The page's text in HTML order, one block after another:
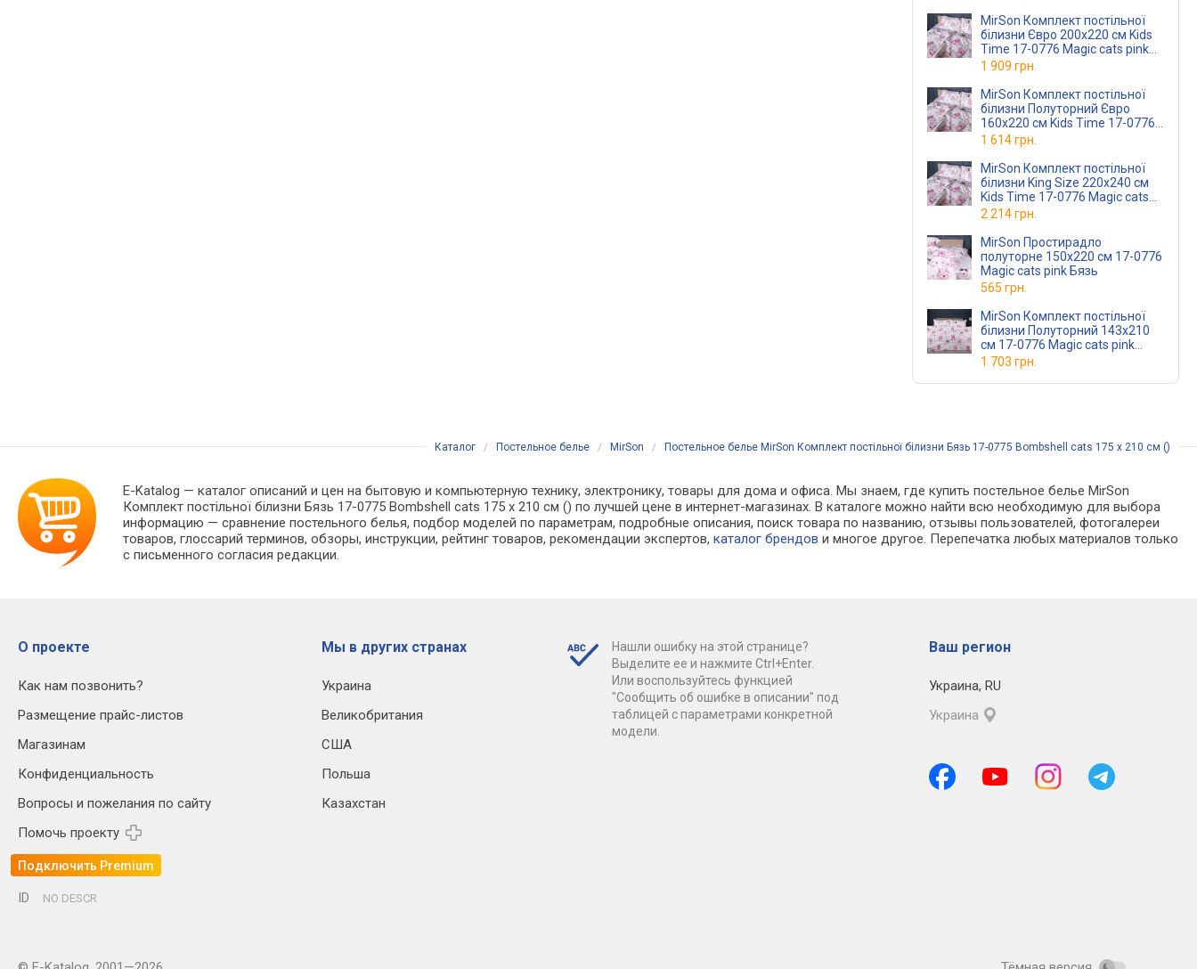
MirSon Комплект постільної
білизни Євро 200х220 см Kids
Time 17-0776 Magic cats pink
Бязь
1 909 грн.
MirSon Комплект постільної
білизни Полуторний Євро
160х220 см Kids Time 17-0776
Magic cats pink Бязь
1 614 грн.
MirSon Комплект постільної
білизни King Size 220х240 см
Kids Time 17-0776 Magic cats
pink Бязь
2 214 грн.
MirSon Простирадло
полуторне 150x220 см 17-0776
Magic cats pink Бязь
565 грн.
MirSon Комплект постільної
білизни Полуторний 143х210
см 17-0776 Magic cats pink
Ranforce Elite
1 703 грн.
Каталог / Постельное белье / MirSon / Постельное белье MirSon Комплект постільної білизни Бязь 17-0775 Bombshell cats 175 x 210 см ()
E-Katalog — каталог описаний и цен на бытовую и компьютерную технику, электронику, товары для дома и офиса. Мы знаем, где купить постельное белье MirSon
Комплект постільної білизни Бязь 17-0775 Bombshell cats 175 x 210 см () по лучшей цене в интернет-магазинах. В каталоге можно найти всю необходимую для выбора
информацию — сравнение постельного белья, подбор моделей по параметрам, подробные описания, поиск товара по названию, отзывы пользователей, фотогалереи
товаров, глоссарий терминов, обзоры, инструкции, рейтинг товаров, рекомендации экспертов,каталог брендов и многое другое. Перепечатка любых материалов только
с письменного согласия редакции.
О проекте
Как нам позвонить?
Размещение прайс-листов
Магазинам
Конфиденциальность
Вопросы и пожелания по сайту
Помочь проекту
Подключить Premium
Мы в других странах
Украина
Великобритания
США
Польша
Казахстан
Нашли ошибку на этой странице?
Выделите ее и нажмите Ctrl+Enter.
Или воспользуйтесь функцией
"Сообщить об ошибке в описании" под
таблицей с параметрами конкретной
модели.
Ваш регион
Украина, RU
Украина
ID NO DESCR